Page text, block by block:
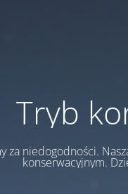
Tryb
za niedogodności.
konserwacyjnym.